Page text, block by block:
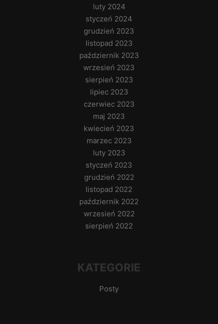
luty 2024
styczeń 2024
grudzień 2023
listopad 2023
październik 2023
wrzesień 2023
sierpień 2023
lipiec 2023
czerwiec 2023
maj 2023
kwiecień 2023
marzec 2023
luty 2023
styczeń 2023
grudzień 2022
listopad 2022
październik 2022
wrzesień 2022
sierpień 2022
KATEGORIE
Posty